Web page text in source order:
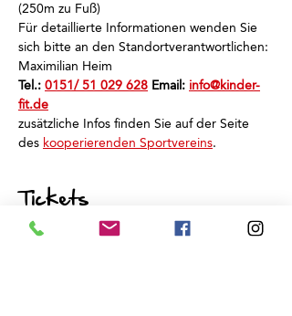
(250m zu Fuß)
Für detaillierte Informationen wenden Sie
sich bitte an den Standortverantwortlichen:
Maximilian Heim
Tel.: 0151/ 51 029 628 Email: info@kinder-
fit.de
zusätzliche Infos finden Sie auf der Seite
des kooperierenden Sportvereins.
Tickets